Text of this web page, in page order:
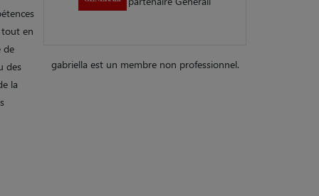
tout en
de
des
la
gabriella est un membre non professionnel.